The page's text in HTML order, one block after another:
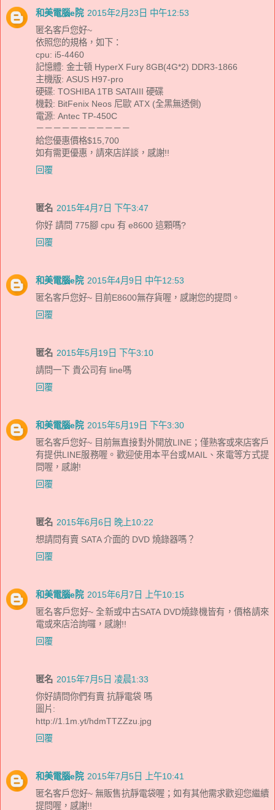
和美電腦e院 2015年2月23日 中午12:53
匿名客戶您好~
依照您的規格，如下：
cpu: i5-4460
記憶體: 金士頓 HyperX Fury 8GB(4G*2) DDR3-1866
主機版: ASUS H97-pro
硬碟: TOSHIBA 1TB SATAIII 硬碟
機穀: BitFenix Neos 尼歐 ATX (全黑無透側)
電源: Antec TP-450C
－－－－－－－－－－－
給您優惠價格$15,700
如有需更優惠，請來店詳談，感謝!!
回覆
匿名 2015年4月7日 下午3:47
你好 請問 775腳 cpu 有 e8600 這顆嗎?
回覆
和美電腦e院 2015年4月9日 中午12:53
匿名客戶您好~ 目前E8600無存貨喔，感謝您的提問。
回覆
匿名 2015年5月19日 下午3:10
請問一下 貴公司有 line嗎
回覆
和美電腦e院 2015年5月19日 下午3:30
匿名客戶您好~ 目前無直接對外開放LINE；僅熟客或來店客戶
有提供LINE服務喔。歡迎使用本平台或MAIL、來電等方式提
問喔，感謝!
回覆
匿名 2015年6月6日 晚上10:22
想請問有賣 SATA 介面的 DVD 燒錄器嗎？
回覆
和美電腦e院 2015年6月7日 上午10:15
匿名客戶您好~ 全新或中古SATA DVD燒錄機皆有，價格請來
電或來店洽詢囉，感謝!!
回覆
匿名 2015年7月5日 凌晨1:33
你好請問你們有賣 抗靜電袋 嗎
圖片:
http://1.1m.yt/hdmTTZZzu.jpg
回覆
和美電腦e院 2015年7月5日 上午10:41
匿名客戶您好~ 無販售抗靜電袋喔；如有其他需求歡迎您繼續
提問喔，感謝!!